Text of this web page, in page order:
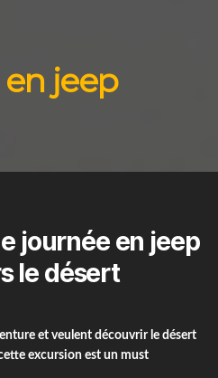
en jeep
journée en jeep
le désert
et veulent découvrir le désert
excursion est un must